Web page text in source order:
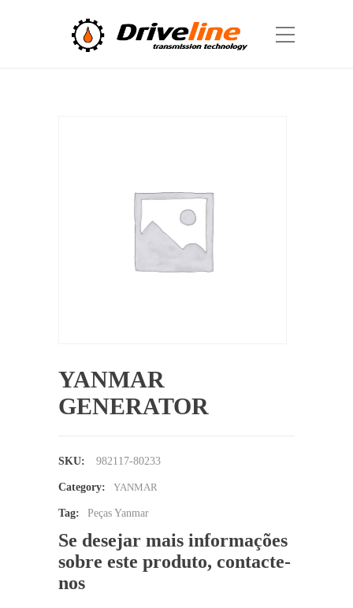
YANMAR
GENERATOR
SKU: 982117-80233
Category: YANMAR
Tag: Peças Yanmar
Se desejar mais informações
sobre este produto, contacte-
nos